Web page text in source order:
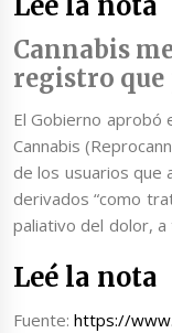
Cannabis
registro
El Gobierno aprobó
Cannabis
de los usuarios que
derivados “como
paliativo del dolor,
Leé la nota
Fuente:https://